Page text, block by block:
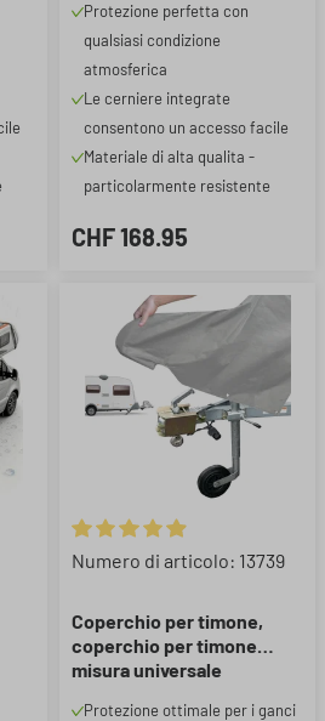
resistente alle intemperie
con protezione UV
590x250x220 cm
Protezione perfetta con
qualsiasi condizione
atmosferica
Le cerniere integrate
consentono un accesso facile
Materiale di alta qualita -
particolarmente resistente
CHF 168.95
Valutazione media di 4.91 su
Numero di articolo: 13739
Coperchio per timone,
coperchio per timone
misura universale
Protezione ottimale per i ganci